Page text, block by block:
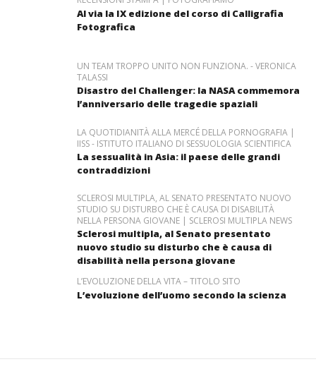
Al via la IX edizione del corso di Calligrafia
Fotografica
UN TEAM TROPPO UNITO NON FUNZIONA. - VERONICA
TALASSI
Disastro del Challenger: la NASA commemora
l’anniversario delle tragedie spaziali
LA QUOTIDIANITÀ ALLA MERCÉ DELLA PORNOGRAFIA |
IISS - ISTITUTO ITALIANO DI SESSUOLOGIA SCIENTIFICA
La sessualità in Asia: il paese delle grandi
contraddizioni
SCLEROSI MULTIPLA, AL SENATO PRESENTATO NUOVO
STUDIO SU DISTURBO CHE È CAUSA DI DISABILITÀ
NELLA PERSONA GIOVANE | SCLEROSI MULTIPLA NEWS
Sclerosi multipla, al Senato presentato
nuovo studio su disturbo che è causa di
disabilità nella persona giovane
L’EVOLUZIONE DELLA VITA – TITOLO SITO
L’evoluzione dell’uomo secondo la scienza